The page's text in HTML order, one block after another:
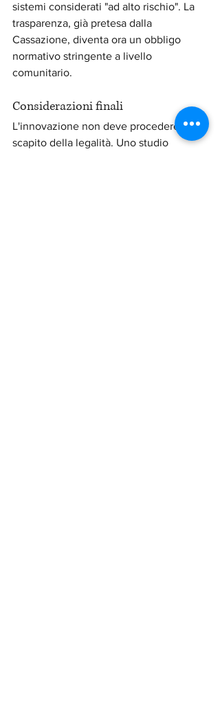
sistemi considerati "ad alto rischio". La
trasparenza, già pretesa dalla
Cassazione, diventa ora un obbligo
normativo stringente a livello
comunitario.
Considerazioni finali
L'innovazione non deve procedere a
scapito della legalità. Uno studio